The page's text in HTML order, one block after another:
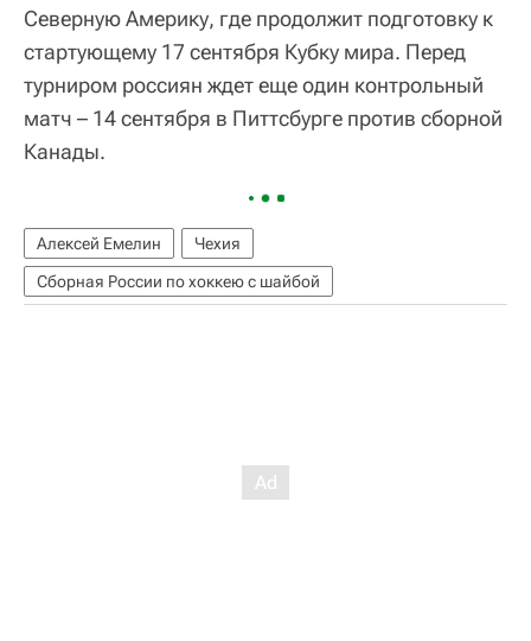
Северную Америку, где продолжит подготовку к
стартующему 17 сентября Кубку мира. Перед
турниром россиян ждет еще один контрольный
матч – 14 сентября в Питтсбурге против сборной
Канады.
Алексей Емелин
Чехия
Сборная России по хоккею с шайбой